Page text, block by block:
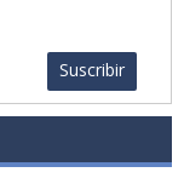
Suscribir